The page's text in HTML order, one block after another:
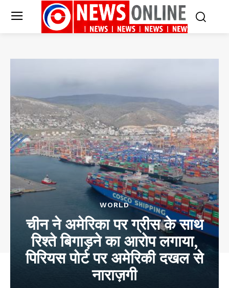
WORLD
चीन ने अमेरिका पर ग्रीस के साथ
रिश्ते बिगाड़ने का आरोप लगाया,
पिरियस पोर्ट पर अमेरिकी दखल से
नाराज़गी